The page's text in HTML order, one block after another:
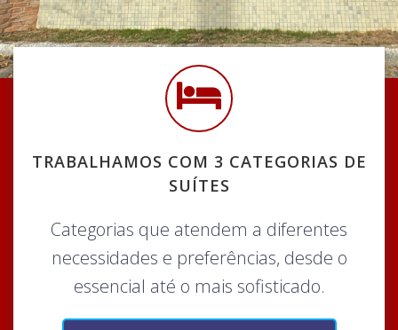
TRABALHAMOS COM 3 CATEGORIAS DE
SUÍTES
Categorias que atendem a diferentes
necessidades e preferências, desde o
essencial até o mais sofisticado.